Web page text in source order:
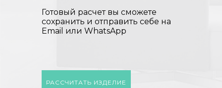
РАССЧИТАТЬ ИЗДЕЛИЕ
Готовый расчет вы сможете
сохранить и отправить себе на
Email или WhatsApp